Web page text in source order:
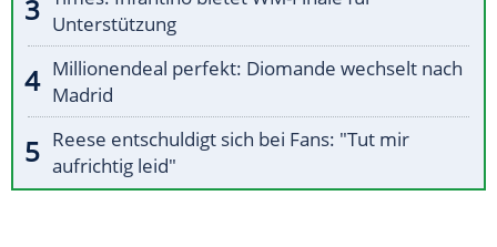
Unterstützung
Millionendeal perfekt: Diomande wechselt nach
Madrid
Reese entschuldigt sich bei Fans: "Tut mir
aufrichtig leid"